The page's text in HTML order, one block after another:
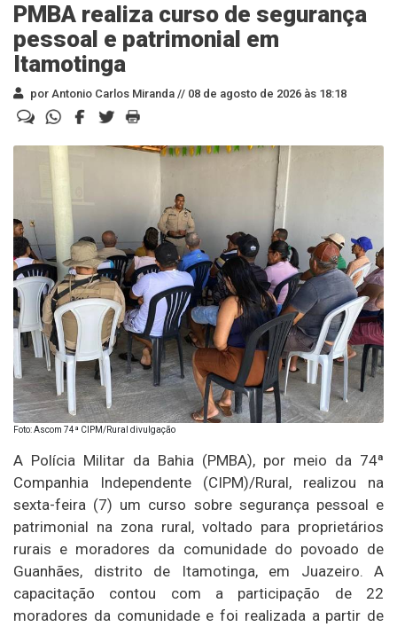
PMBA realiza curso de segurança
pessoal e patrimonial em
Itamotinga
por Antonio Carlos Miranda // 08 de agosto de 2026 às 18:18
Foto: Ascom 74ª CIPM/Rural divulgação
A Polícia Militar da Bahia (PMBA), por meio da 74ª
Companhia Independente (CIPM)/Rural, realizou na
sexta-feira (7) um curso sobre segurança pessoal e
patrimonial na zona rural, voltado para proprietários
rurais e moradores da comunidade do povoado de
Guanhães, distrito de Itamotinga, em Juazeiro. A
capacitação contou com a participação de 22
moradores da comunidade e foi realizada a partir de